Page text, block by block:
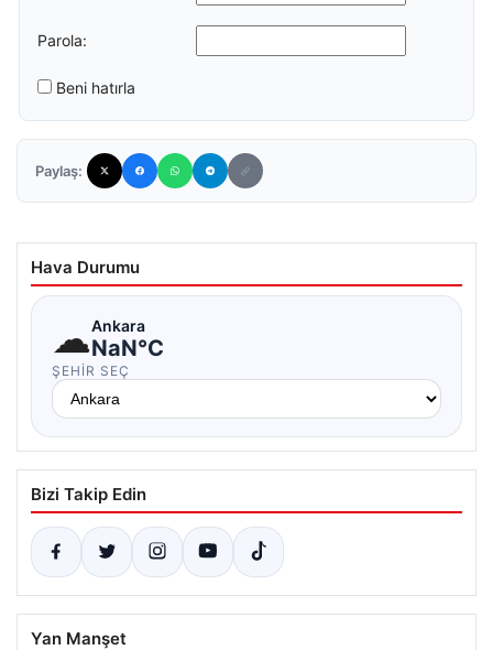
Parola:
Beni hatırla
Paylaş:
Hava Durumu
☁Ankara
NaN°C
ŞEHIR SEÇ
Bizi Takip Edin
Yan Manşet